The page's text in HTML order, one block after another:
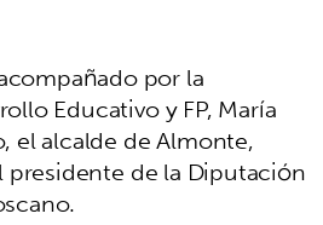
por la
Educativo y FP, María
el alcalde de Almonte,
presidente de la Diputación